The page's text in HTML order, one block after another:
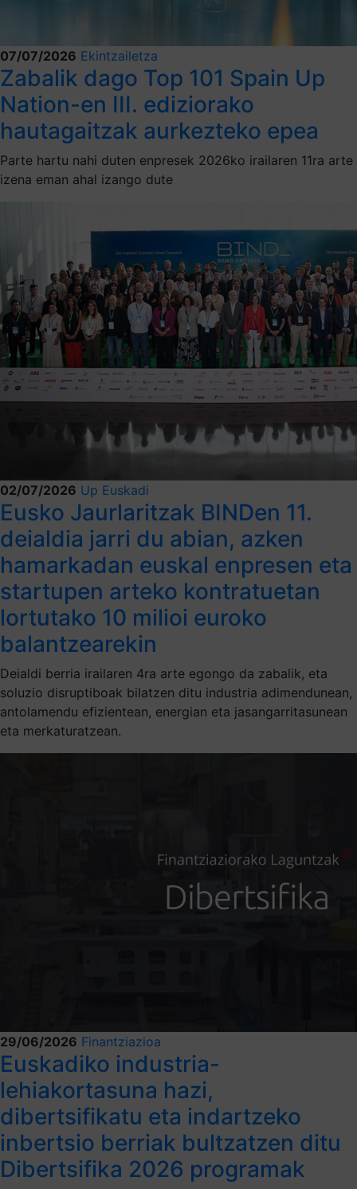
07/07/2026 Ekintzailetza
Zabalik dago Top 101 Spain Up
Nation-en III. ediziorako
hautagaitzak aurkezteko epea
Parte hartu nahi duten enpresek 2026ko irailaren 11ra arte
izena eman ahal izango dute
02/07/2026 Up Euskadi
Eusko Jaurlaritzak BINDen 11.
deialdia jarri du abian, azken
hamarkadan euskal enpresen eta
startupen arteko kontratuetan
lortutako 10 milioi euroko
balantzearekin
Deialdi berria irailaren 4ra arte egongo da zabalik, eta
soluzio disruptiboak bilatzen ditu industria adimendunean,
antolamendu efizientean, energian eta jasangarritasunean
eta merkaturatzean.
29/06/2026 Finantziazioa
Euskadiko industria-
lehiakortasuna hazi,
dibertsifikatu eta indartzeko
inbertsio berriak bultzatzen ditu
Dibertsifika 2026 programak